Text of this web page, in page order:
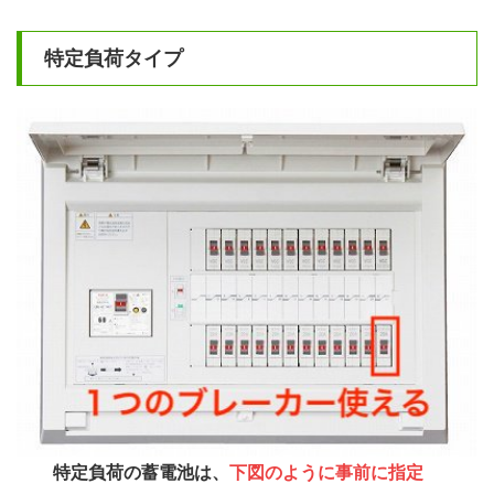
特定負荷タイプ
特定負荷の蓄電池は、下図のように事前に指定